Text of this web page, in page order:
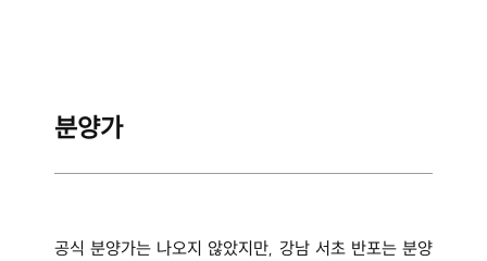
분양가
공식 분양가는 나오지 않았지만, 강남 서초 반포는 분양